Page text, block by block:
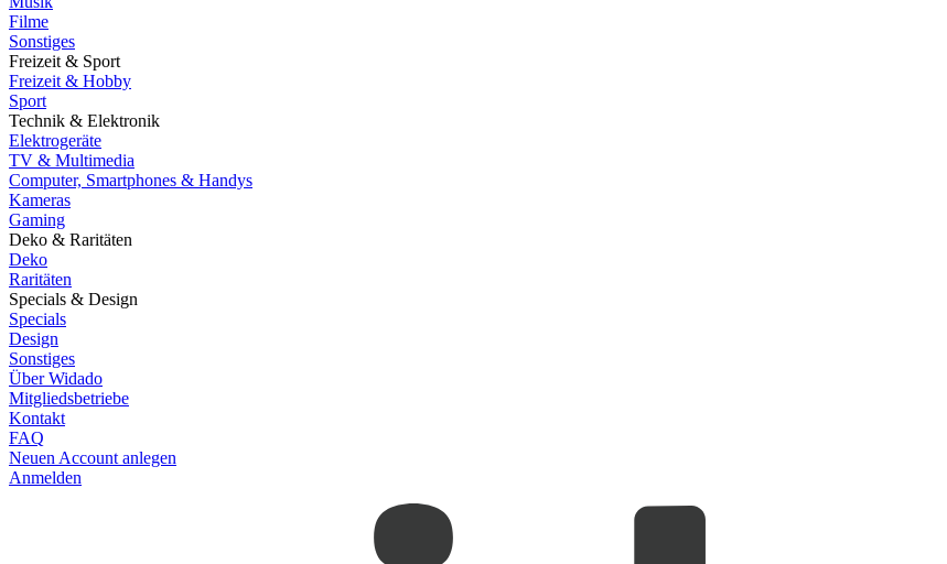
Filme
Sonstiges
Freizeit & Sport
Freizeit & Hobby
Sport
Technik & Elektronik
Elektrogeräte
TV & Multimedia
Computer, Smartphones & Handys
Kameras
Gaming
Deko & Raritäten
Deko
Raritäten
Specials & Design
Specials
Design
Sonstiges
Über Widado
Mitgliedsbetriebe
Kontakt
FAQ
Neuen Account anlegen
Anmelden